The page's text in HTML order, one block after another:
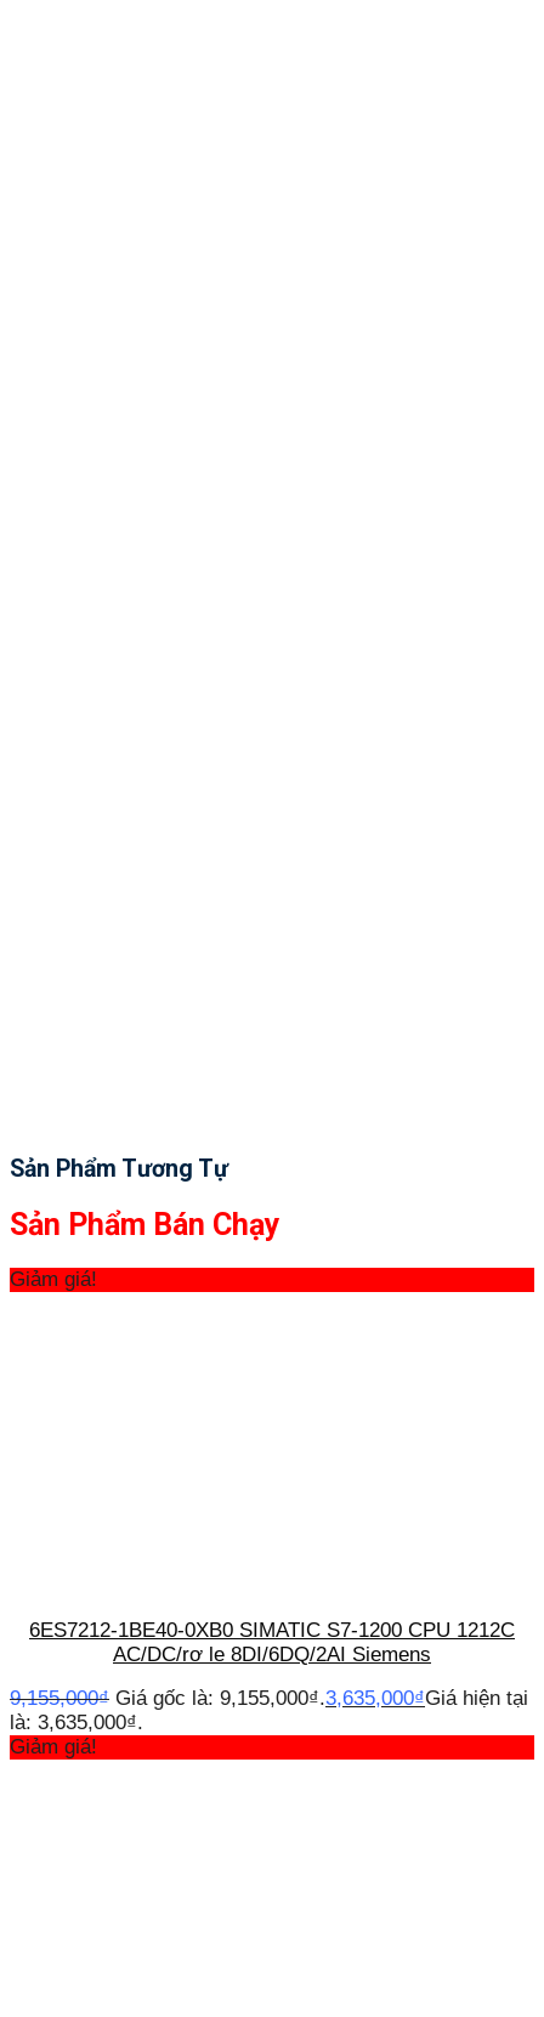
Sản Phẩm Tương Tự
Sản Phẩm Bán Chạy
Giảm giá!
6ES7212-1BE40-0XB0 SIMATIC S7-1200 CPU 1212C
AC/DC/rơ le 8DI/6DQ/2AI Siemens
9,155,000₫ Giá gốc là: 9,155,000₫.3,635,000₫Giá hiện tại
là: 3,635,000₫.
Giảm giá!